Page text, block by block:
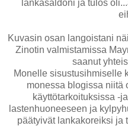
lankasaldoni ja tulos
Kuvasin osan langoistani
Zinotin valmistamissa
saanut
Monelle sisustusihmiselle
monessa blogissa niitä
käyttötarkoituksissa -
lastenhuoneeseen ja
päätyivät lankakoreiksi ja